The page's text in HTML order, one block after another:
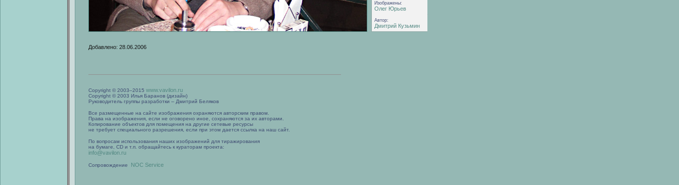
Изображены:
Олег Юрьев
Автор:
Дмитрий Кузьмин
Добавлено: 28.06.2006
Copyright © 2003–2015 www.vavilon.ru
Copyright © 2003 Илья Баранов (дизайн)
Руководитель группы разработки – Дмитрий Беляков
Все размещенные на сайте изображения охраняются авторским правом.
Права на изображения, если не оговорено иное, сохраняются за их авторами.
Копирование объектов для помещения на другие сетевые ресурсы
не требует специального разрешения, если при этом дается ссылка на наш сайт.
По вопросам использования наших изображений для тиражирования
на бумаге, CD и т.п. обращайтесь к кураторам проекта:
info@vavilon.ru
Сопровождение NOC Service